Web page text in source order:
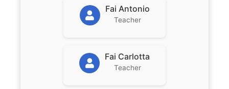
Fai Antonio
Teacher
Fai Carlotta
Teacher